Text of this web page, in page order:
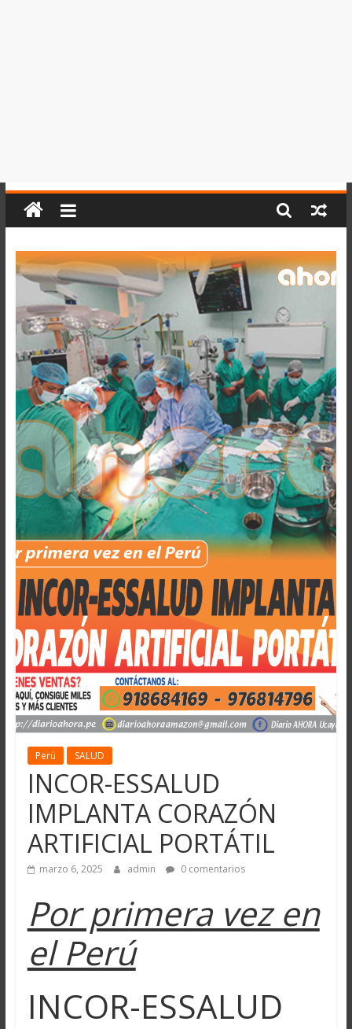
Perú SALUD
INCOR-ESSALUD
IMPLANTA CORAZÓN
ARTIFICIAL PORTÁTIL
marzo 6, 2025 admin 0 comentarios
Por primera vez en
el Perú
INCOR-ESSALUD